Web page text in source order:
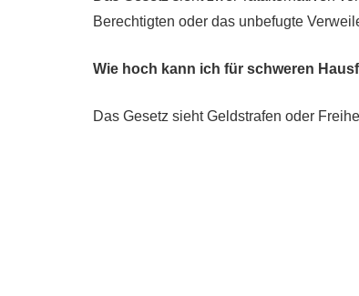
Berechtigten oder das unbefugte
Wie hoch kann ich für schweren
Das Gesetz sieht Geldstrafen oder